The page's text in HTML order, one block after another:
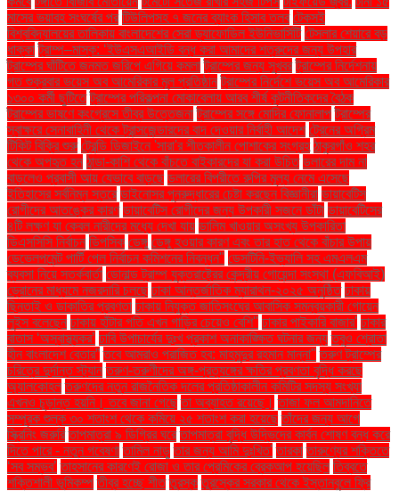
মাসের ভয়াবহ সংঘর্ষের পর টিউলিপসহ ৭ জনের ব্যাংক হিসাব তলব টেকসই
বিশ্ববিদ্যালয়ের তালিকায় বাংলাদেশের সেরা ড্যাফোডিল ইউনিভার্সিটি টেসলার শেয়ারে বড়
ধাক্কা ট্রাম্প–মাস্ক: ‘ইউএসএআইডি বন্ধ করা আমাদের শত্রুদের জন্য উপহার
ট্রাম্পের ঘাঁটিতে জনমত জরিপে এগিয়ে কমলা ট্রাম্পের জন্য সুখবর ট্রাম্পের নির্দেশনায়
গত শুক্রবার ভয়েস অব আমেরিকার মূল প্রতিষ্ঠান ট্রাম্পের নির্দেশে ভয়েস অব আমেরিকার
১৩০০ কর্মী ছুটিতে ট্রাম্পের পরিকল্পনা মোকাবেলায় আরব শীর্ষ কূটনীতিকদের বৈঠক
ট্রাম্পের ভাষণে কংগ্রেসে তীব্র উত্তেজনা ট্রাম্পের সঙ্গে মোদির ফোনালাপ ট্রাম্পের
স্বাক্ষরে সেনাবাহিনী থেকে ট্রান্সজেন্ডারদের বাদ দেওয়ার নির্বাহী আদেশ ট্রেনের অগ্রিম
টিকিট বিক্রি শুরু ট্রেন্ডি ডিজাইনে 'সারা'র শীতকালীন পোশাকের সংগ্রহ ঠাকুরগাঁও শহর
থেকে অপহৃত হন ঠান্ডা-কাশি থেকে বাঁচতে বাইকারদের যা করা উচিত ডলারের দাম না
বাড়লেও প্রবাসী আয় যেভাবে বাড়ছে ডলারের বিপরীতে রুপির মূল্য নেমে এসেছে
ইতিহাসের সর্বনিম্ন স্তরে ডাইনোসর পুনরুদ্ধারের চেষ্টা করছেন বিজ্ঞানীরা ডায়াবেটিস
রোগীদের আতঙ্কের কারণ ডায়াবেটিস রোগীদের জন্য উপকারী সজনে ডাঁটা ডায়াবেটিসের
৪টি লক্ষণ যা কেবল নারীদের মধ্যে দেখা যায় ডালিম খাওয়ার অসংখ্য উপকারিতা
ডিএসসিসি নির্বাচন ডিপসিক ডেঙ্গু ডেঙ্গু হওয়ার কারণ এবং তার হাত থেকে বাঁচার উপায়
ডেভেলপমেন্ট পার্টি পেল নির্বাচন কমিশনের নিবন্ধন" ডেসটিনি-ইভ্যালি সহ এমএলএম
ব্যবসা নিয়ে সতর্কবার্তা ডোনাল্ড ট্রাম্প যুক্তরাষ্ট্রের কেন্দ্রীয় গোয়েন্দা সংস্থা (এফবিআই)
ড্রোনের মাধ্যমে নজরদারি চলছে ঢাকা আন্তর্জাতিক ম্যারাথন-২০২৫ অনুষ্ঠিত ঢাকায়
ছিনতাই ও ডাকাতির প্রবণতা ঢাকায় নিযুক্ত জাতিসংঘের আবাসিক সমন্বয়কারী গোয়েন
লুইস বলেছেন ঢাকায় হাঁটার গতি এখন গাড়ির চেয়েও বেশি'' ঢাকার পাইকারি বাজার' ঢাকার
বাতাস ‘অস্বাস্থ্যকর’ ঢাবি উপাচার্যের দুঃখ প্রকাশ অনাকাঙ্ক্ষিত ঘটনার জন্য তবুও শ্রোতা
হীন বাংলাদেশ বেতার” তবে আমরাও পরাজিত হব: মাহমুদুর রহমান মান্না" তরুণ ট্রাম্পের
চরিত্রে দুর্দান্ত স্ট্যান তরুণ-তরুণীদের অঙ্গ-প্রত্যঙ্গের ক্ষতির প্রবণতা বৃদ্ধি করছে
অ্যালকোহল তরুণদের নতুন রাজনৈতিক দলের প্রতিষ্ঠাকালীন কমিটির সদস্য সংখ্যা
এখনও চূড়ান্ত হয়নি। তবে জানা গেছে তা অব্যাহত রয়েছে। তাজা ফল আমদানিতে
সম্পূরক শুল্ক ৩০ শতাংশ থেকে কমিয়ে ২৫ শতাংশ করা হয়েছে তাঁদের জন্য আগে
স্ক্রিনিং জরুরি তাপমাত্রা ৯ ডিগ্রির ঘরে তাপমাত্রা বৃদ্ধি উদ্ভিদের কার্বন শোষণ বন্ধ করে
দিতে পারে - নতুন গবেষণা তামিল নাড়ু তার জন্য আমি দুঃখিত' তারকা তারুণ্যের শক্তিতে
‘সব সম্ভব’ তাহসানের কারণেই রোজা ও তার প্রেমিকের ব্রেকআপ হয়েছিল তিব্বতে
শক্তিশালী ভূমিকম্প তীব্র হচ্ছে শীত তুরস্ক তুরস্কের সরকার থেকে ইস্তানবুলে ফ্রি